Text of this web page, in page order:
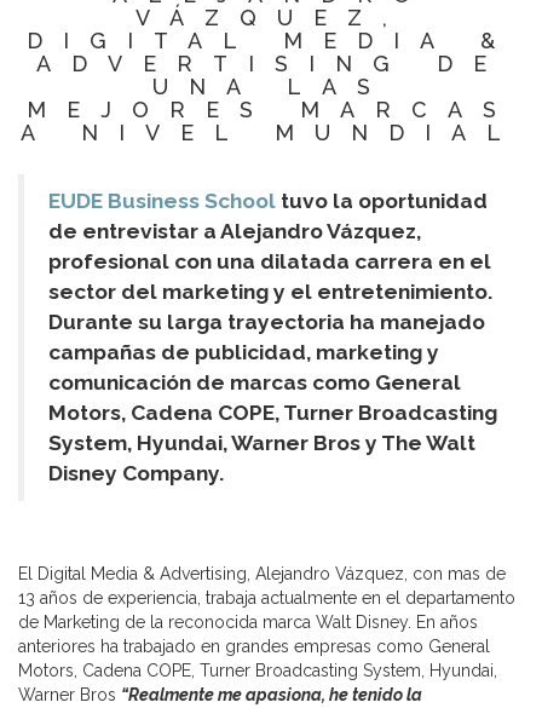
VÁZQUEZ,
DIGITAL MEDIA &
ADVERTISING DE
UNA LAS
MEJORES MARCAS
A NIVEL MUNDIAL
EUDE Business School tuvo la oportunidad
de entrevistar a Alejandro Vázquez,
profesional con una dilatada carrera en el
sector del marketing y el entretenimiento.
Durante su larga trayectoria ha manejado
campañas de publicidad, marketing y
comunicación de marcas como General
Motors, Cadena COPE, Turner Broadcasting
System, Hyundai, Warner Bros y The Walt
Disney Company.
El Digital Media & Advertising, Alejandro Vázquez, con mas de
13 años de experiencia, trabaja actualmente en el departamento
de Marketing de la reconocida marca Walt Disney. En años
anteriores ha trabajado en grandes empresas como General
Motors, Cadena COPE, Turner Broadcasting System, Hyundai,
Warner Bros “Realmente me apasiona, he tenido la